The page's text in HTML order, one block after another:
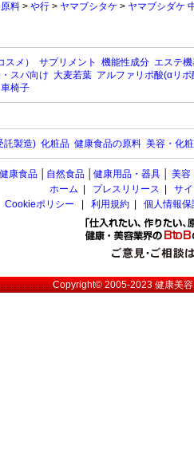
原料 > や行 > ヤマブシタケ > ヤマブシダケ
メ） サプリメント 機能性成分 エステ
スパ向け 大麦若葉 アルファリポ酸(αリポ
車椅子
託製造) 化粧品 健康食品の原料 美容・化
健康食品 自然食品 健康用品・器具 美容
ホーム
プレスリリース
サ
Cookieポリシー
利用規約 個人情報
Copyright© 2005-2023健康美